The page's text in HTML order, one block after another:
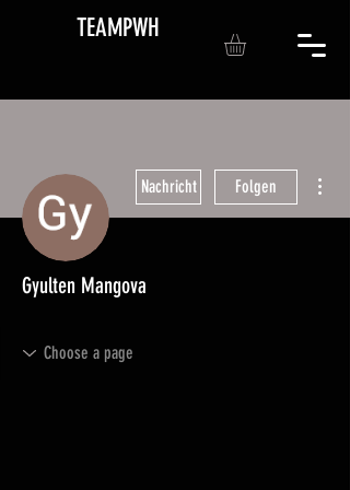
TEAMPWH
Nachricht Folgen
Gyulten Mangova